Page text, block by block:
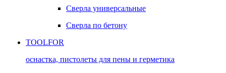
Сверла универсальные
Сверла по бетону
TOOLFOR
оснастка, пистолеты для пены и герметика